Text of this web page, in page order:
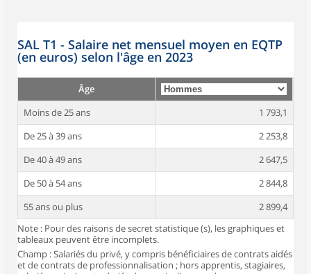
SAL T1 - Salaire net mensuel moyen en EQTP
(en euros) selon l'âge en 2023
Âge
Moins de 25 ans
1 793,1
De 25 à 39 ans
2 253,8
De 40 à 49 ans
2 647,5
De 50 à 54 ans
2 844,8
55 ans ou plus
2 899,4
Note : Pour des raisons de secret statistique (s), les graphiques et
tableaux peuvent être incomplets.
Champ : Salariés du privé, y compris bénéficiaires de contrats aidés
et de contrats de professionnalisation ; hors apprentis, stagiaires,